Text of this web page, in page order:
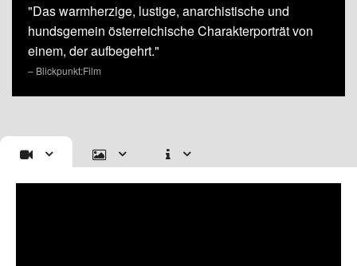
"Das warmherzige, lustige, anarchistische und
hundsgemein österreichische Charakterporträt von
einem, der aufbegehrt."
– Blickpunkt:Film